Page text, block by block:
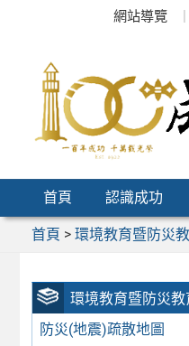
網站導覽
首頁 認識成功
首頁 > 環境教育暨防災
環境教育暨防災教
防災(地震)疏散地圖